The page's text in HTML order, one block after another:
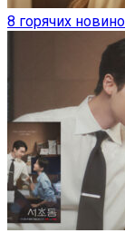
8 горячих